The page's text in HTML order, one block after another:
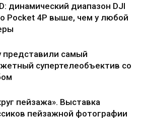
динамический диапазон DJI
Pocket 4P выше, чем у любой
представили самый
супертелеобъектив со
пейзажа». Выставка
пейзажной фотографии